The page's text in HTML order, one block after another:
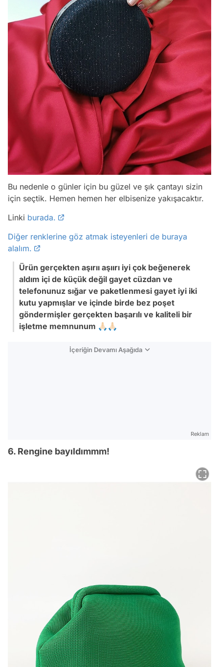
Bu nedenle o günler için bu güzel ve şık çantayı sizin
için seçtik. Hemen hemen her elbisenize yakışacaktır.
Linki burada.
Diğer renklerine göz atmak isteyenleri de buraya
alalım.
Ürün gerçekten aşırıı aşıırı iyi çok beğenerek
aldım içi de küçük değil gayet cüzdan ve
telefonunuz sığar ve paketlenmesi gayet iyi iki
kutu yapmışlar ve içinde birde bez poşet
göndermişler gerçekten başarılı ve kaliteli bir
işletme memnunum 🙏🏻🙏🏻
İçeriğin Devamı Aşağıda
Reklam
6. Rengine bayıldımmm!